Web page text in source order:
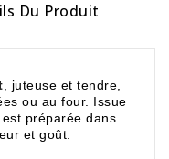
Du Produit
, juteuse et tendre,
ou au four. Issue
préparée dans
et goût.